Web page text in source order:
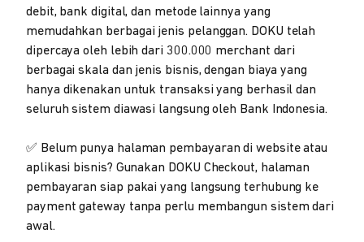
debit, bank digital, dan metode lainnya yang
memudahkan berbagai jenis pelanggan. DOKU telah
dipercaya oleh lebih dari 300.000 merchant dari
berbagai skala dan jenis bisnis, dengan biaya yang
hanya dikenakan untuk transaksi yang berhasil dan
seluruh sistem diawasi langsung oleh Bank Indonesia.
✅ Belum punya halaman pembayaran di website atau
aplikasi bisnis? Gunakan DOKU Checkout, halaman
pembayaran siap pakai yang langsung terhubung ke
payment gateway tanpa perlu membangun sistem dari
awal.